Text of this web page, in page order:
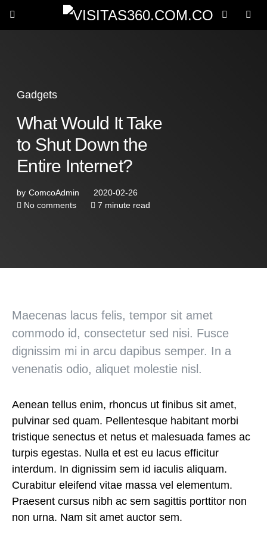
Gadgets
What Would It Take
to Shut Down the
Entire Internet?
by ComcoAdmin
2020-02-26
No comments
7 minute read
Maecenas lacus felis, tempor sit amet
commodo id, consectetur sed nisi. Fusce
dignissim mi in arcu dapibus semper. In a
venenatis odio, aliquet molestie nisl.
Aenean tellus enim, rhoncus ut finibus sit amet,
pulvinar sed quam. Pellentesque habitant morbi
tristique senectus et netus et malesuada fames ac
turpis egestas. Nulla et est eu lacus efficitur
interdum. In dignissim sem id iaculis aliquam.
Curabitur eleifend vitae massa vel elementum.
Praesent cursus nibh ac sem sagittis porttitor non
non urna. Nam sit amet auctor sem.